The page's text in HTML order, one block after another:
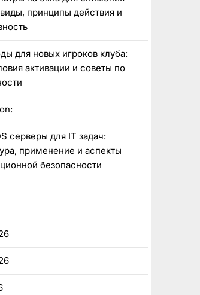
принципы действия и
для новых игроков клуба:
активации и советы по
серверы для IT задач:
применение и аспекты
безопасности